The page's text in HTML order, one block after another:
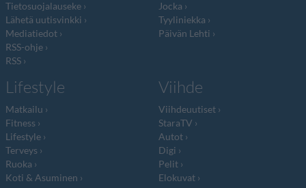
Tietosuojalauseke
Lähetä uutisvinkki
Mediatiedot
RSS-ohje
RSS
Jocka
Tyyliniekka
Päivän Lehti
Lifestyle
Matkailu
Fitness
Lifestyle
Terveys
Ruoka
Koti & Asuminen
Viihde
Viihdeuutiset
StaraTV
Autot
Digi
Pelit
Elokuvat